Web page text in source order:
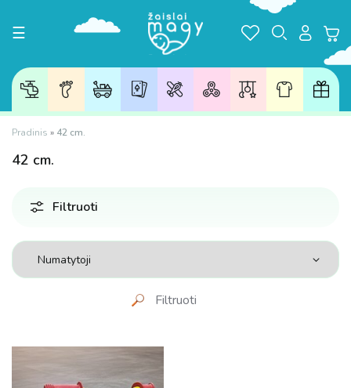
Toggle navigation
☰
Pradinis » 42 cm.
42 cm.
Filtruoti
Filtruoti
Kaina